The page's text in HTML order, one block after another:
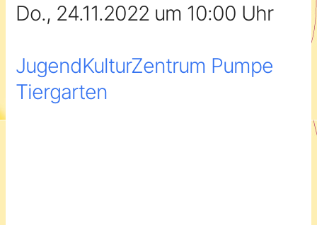
Do., 24.11.2022 um 10:00 Uhr
JugendKulturZentrum Pumpe
Tiergarten